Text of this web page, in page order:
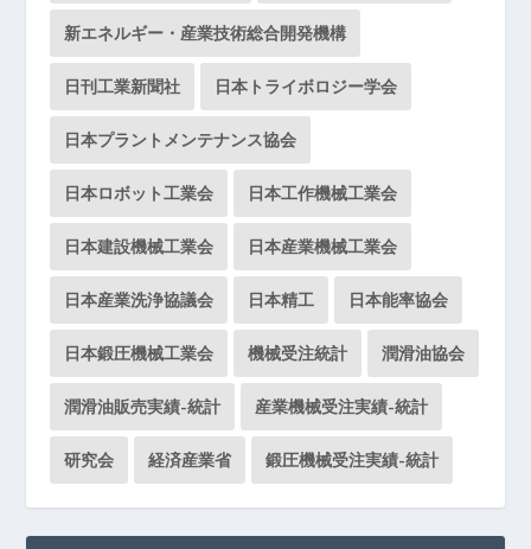
新エネルギー・産業技術総合開発機構
日刊工業新聞社 日本トライボロジー学会
日本プラントメンテナンス協会
日本ロボット工業会 日本工作機械工業会
日本建設機械工業会 日本産業機械工業会
日本産業洗浄協議会 日本精工 日本能率協会
日本鍛圧機械工業会 機械受注統計 潤滑油協会
潤滑油販売実績-統計 産業機械受注実績-統計
研究会 経済産業省 鍛圧機械受注実績-統計